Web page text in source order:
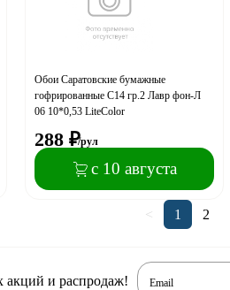
Обои Саратовские бумажные
гофрированные С14 гр.2 Лавр фон-Л
06 10*0,53 LiteColor
288 ₽/рул
с 10 августа
< 1 2
акций и распродаж! Email